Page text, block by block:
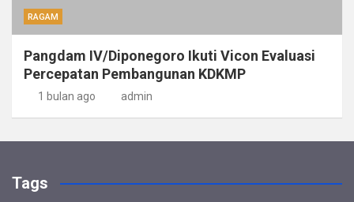
RAGAM
Pangdam IV/Diponegoro Ikuti Vicon Evaluasi
Percepatan Pembangunan KDKMP
1 bulan ago admin
Tags